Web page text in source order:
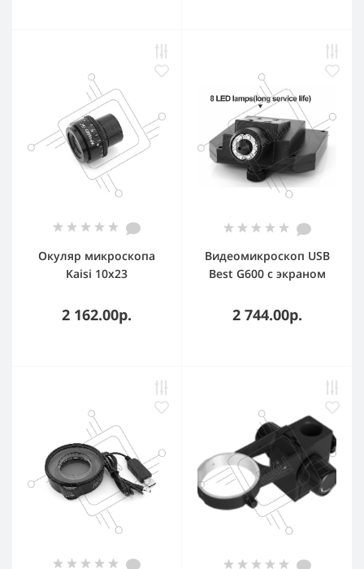
Окуляр микроскопа
Kaisi 10x23
серий TX 1.2
2 162.00р.
Видеомикроскоп USB
Best G600 с экраном
2 744.00р.